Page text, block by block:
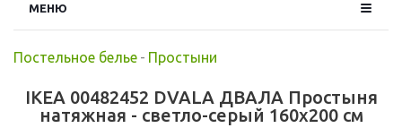
МЕНЮ
Постельное белье - Простыни
IKEA 00482452 DVALA ДВАЛА Простыня
натяжная - светло-серый 160x200 см